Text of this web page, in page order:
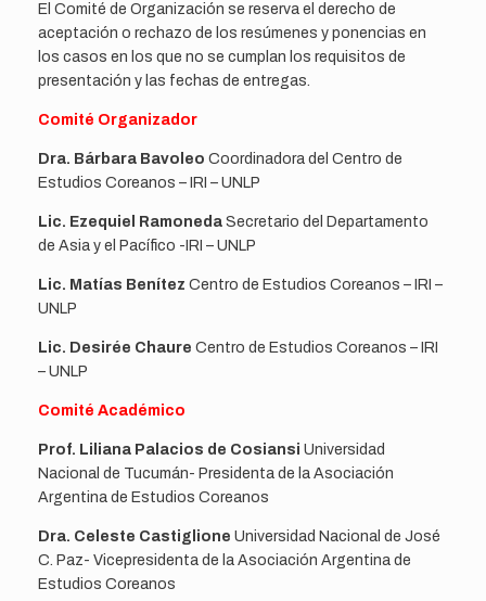
El Comité de Organización se reserva el derecho de
aceptación o rechazo de los resúmenes y ponencias en
los casos en los que no se cumplan los requisitos de
presentación y las fechas de entregas.
Comité Organizador
Dra. Bárbara Bavoleo Coordinadora del Centro de
Estudios Coreanos – IRI – UNLP
Lic. Ezequiel Ramoneda Secretario del Departamento
de Asia y el Pacífico -IRI – UNLP
Lic. Matías Benítez Centro de Estudios Coreanos – IRI –
UNLP
Lic. Desirée Chaure Centro de Estudios Coreanos – IRI
– UNLP
Comité Académico
Prof. Liliana Palacios de Cosiansi Universidad
Nacional de Tucumán- Presidenta de la Asociación
Argentina de Estudios Coreanos
Dra. Celeste Castiglione Universidad Nacional de José
C. Paz- Vicepresidenta de la Asociación Argentina de
Estudios Coreanos